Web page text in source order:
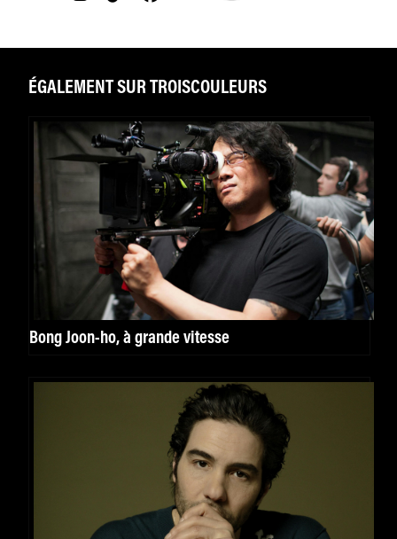
ÉGALEMENT SUR TROISCOULEURS
Bong Joon-ho, à grande vitesse